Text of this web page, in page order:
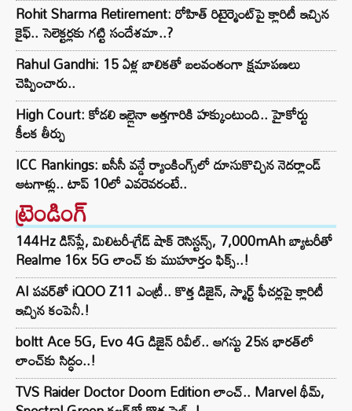
Rohit Sharma Retirement: రోహిత్ రిటైర్మెంట్‌పై క్లారిటీ ఇచ్చిన
కైఫ్.. సెలెక్టర్లకు గట్టి సందేశమా..?
Rahul Gandhi: 15 ఏళ్ల బాలికతో బలవంతంగా క్షమాపణలు
చెప్పించారు..
High Court: కోడలి ఇల్లైనా అత్తగారికి హక్కుంటుంది.. హైకోర్టు
కీలక తీర్పు
ICC Rankings: ఐసీసీ వన్డే ర్యాంకింగ్స్‌లో దూసుకొచ్చిన నెదర్లాండ్
ఆటగాళ్లు.. టాప్ 10లో ఎవరెవరంటే..
ట్రెండింగ్‌
144Hz డిస్‌ప్లే, మిలిటరీ-గ్రేడ్ షాక్ రెసిస్టన్స్, 7,000mAh బ్యాటరీతో
Realme 16x 5G లాంచ్ కు ముహూర్తం ఫిక్స్..!
AI పవర్‌తో iQOO Z11 ఎంట్రీ.. కొత్త డిజైన్, స్మార్ట్ ఫీచర్లపై క్లారిటీ
ఇచ్చిన కంపెనీ.!
boltt Ace 5G, Evo 4G డిజైన్ రివీల్.. ఆగస్టు 25న భారత్‌లో
లాంచ్‌కు సిద్ధం..!
TVS Raider Doctor Doom Edition లాంచ్.. Marvel థీమ్,